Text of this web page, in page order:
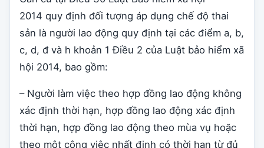
2014 quy định đối tượng áp dụng chế độ thai
sản là người lao động quy định tại các điểm a, b,
c, d, đ và h khoản 1 Điều 2 của Luật bảo hiểm xã
hội 2014, bao gồm:
– Người làm việc theo hợp đồng lao động không
xác định thời hạn, hợp đồng lao động xác định
thời hạn, hợp đồng lao động theo mùa vụ hoặc
theo một công việc nhất định có thời hạn từ đủ